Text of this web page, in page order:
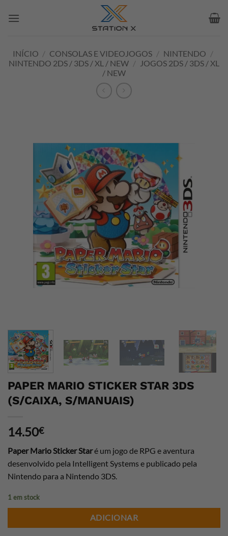
INÍCIO / CONSOLAS E VIDEOJOGOS / NINTENDO /
NINTENDO 2DS / 3DS / XL / NEW / JOGOS 2DS / 3DS / XL
/ NEW
PAPER MARIO STICKER STAR 3DS
(S/CAIXA, S/MANUAIS)
14.50€
Paper Mario Sticker Staré um jogo de RPG e aventura
desenvolvido pela Intelligent Systems e publicado pela
Nintendo para a Nintendo 3DS.
1 em stock
ADICIONAR